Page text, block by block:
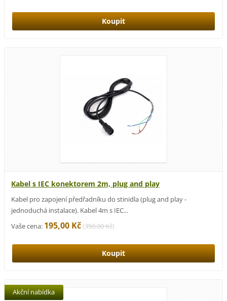
Kabel s IEC konektorem 2m, plug and play
Kabel pro zapojení předřadníku do stinidla (plug and play -
jednoduchá instalace). Kabel 4m s IEC...
Vaše cena: 195,00 Kč(350,00 Kč)
Akční nabídka